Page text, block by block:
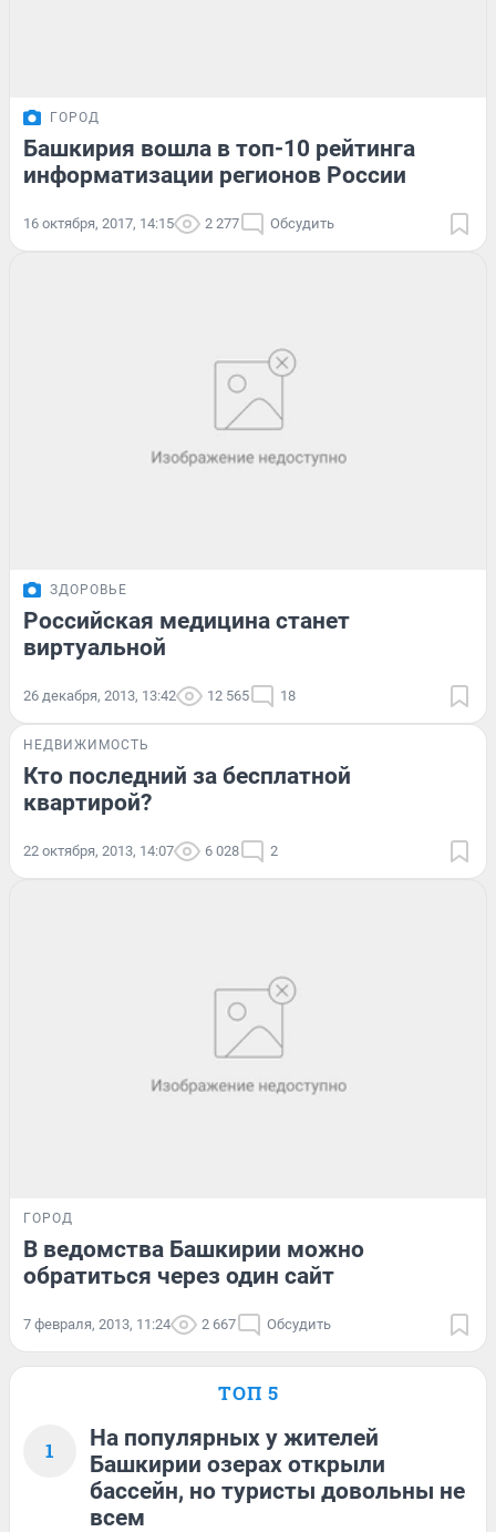
ГОРОД
Башкирия вошла в топ-10 рейтинга
информатизации регионов России
16 октября, 2017, 14:15 2 277 Обсудить
ЗДОРОВЬЕ
Российская медицина станет
виртуальной
26 декабря, 2013, 13:42 12 565 18
НЕДВИЖИМОСТЬ
Кто последний за бесплатной
квартирой?
22 октября, 2013, 14:07 6 028 2
ГОРОД
В ведомства Башкирии можно
обратиться через один сайт
7 февраля, 2013, 11:24 2 667 Обсудить
ТОП 5
1
На популярных у жителей
Башкирии озерах открыли
бассейн, но туристы довольны не
всем